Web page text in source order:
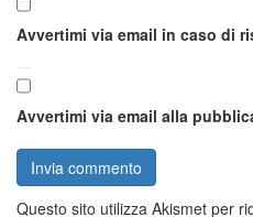
Avvertimi via email in caso di
Avvertimi via email alla
Questo sito utilizza Akismet per